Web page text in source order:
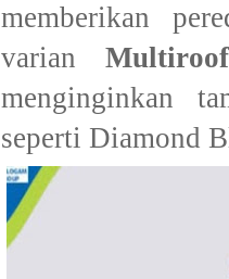
memberikan
varian
menginginkan
seperti Diamond